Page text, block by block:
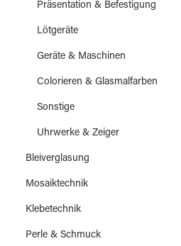
Präsentation & Befestigung
Lötgeräte
Geräte & Maschinen
Colorieren & Glasmalfarben
Sonstige
Uhrwerke & Zeiger
Bleiverglasung
Mosaiktechnik
Klebetechnik
Perle & Schmuck